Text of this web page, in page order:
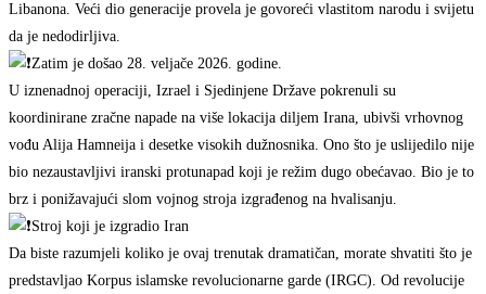
Libanona. Veći dio generacije provela je govoreći vlastitom narodu i svijetu
da je nedodirljiva.
Zatim je došao 28. veljače 2026. godine.
U iznenadnoj operaciji, Izrael i Sjedinjene Države pokrenuli su
koordinirane zračne napade na više lokacija diljem Irana, ubivši vrhovnog
vođu Alija Hamneija i desetke visokih dužnosnika. Ono što je uslijedilo nije
bio nezaustavljivi iranski protunapad koji je režim dugo obećavao. Bio je to
brz i ponižavajući slom vojnog stroja izgrađenog na hvalisanju.
Stroj koji je izgradio Iran
Da biste razumjeli koliko je ovaj trenutak dramatičan, morate shvatiti što je
predstavljao Korpus islamske revolucionarne garde (IRGC). Od revolucije